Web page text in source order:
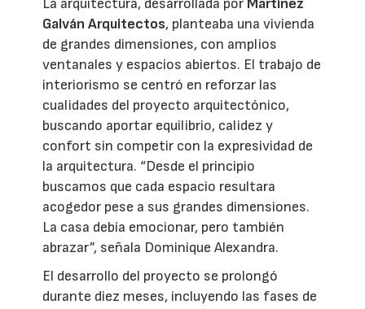
Galván Arquitectos, planteaba una vivienda
de grandes dimensiones, con amplios
ventanales y espacios abiertos. El trabajo de
interiorismo se centró en reforzar las
cualidades del proyecto arquitectónico,
buscando aportar equilibrio, calidez y
confort sin competir con la expresividad de
la arquitectura. “Desde el principio
buscamos que cada espacio resultara
acogedor pese a sus grandes dimensiones.
La casa debía emocionar, pero también
abrazar”, señala Dominique Alexandra.
El desarrollo del proyecto se prolongó
durante diez meses, incluyendo las fases de